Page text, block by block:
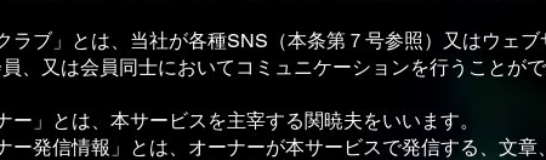
ラブ」とは、当社が各種SNS（本条第７号参照）⼜はウェ
、⼜は会員同⼠においてコミュニケーションを⾏うことが
ー」とは、本サービスを主宰する関暁夫をいいます。
ー発信情報」とは、オーナーが本サービスで発信する、⽂